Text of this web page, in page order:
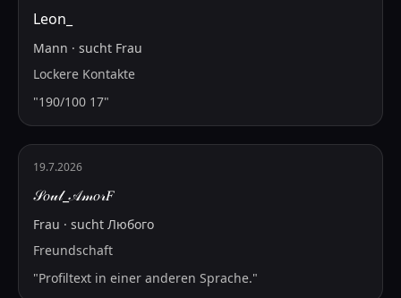
Leon_
Mann · sucht Frau
Lockere Kontakte
"190/100 17"
19.7.2026
𝒮𝑜𝓊𝓁_𝒜𝓂𝑜𝓇𝐹
Frau · sucht Любого
Freundschaft
"Profiltext in einer anderen Sprache."